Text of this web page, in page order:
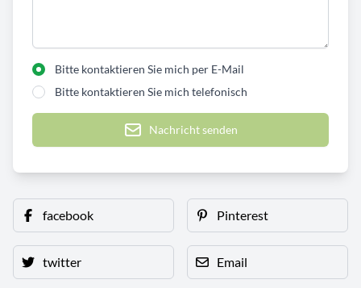
Bitte kontaktieren Sie mich per E-Mail
Bitte kontaktieren Sie mich telefonisch
Nachricht senden
facebook Pinterest
twitter Email